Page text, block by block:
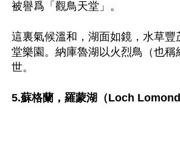
被譽爲「觀鳥天堂」。
這裏氣候溫和，湖面如鏡，水草豐
堂樂園。納庫魯湖以火烈鳥（也稱
世。
5.蘇格蘭，羅蒙湖（Loch Lomond